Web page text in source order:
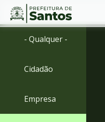
Ir
menu
Conteúdo
- Qualquer -
Cidadão
Empresa